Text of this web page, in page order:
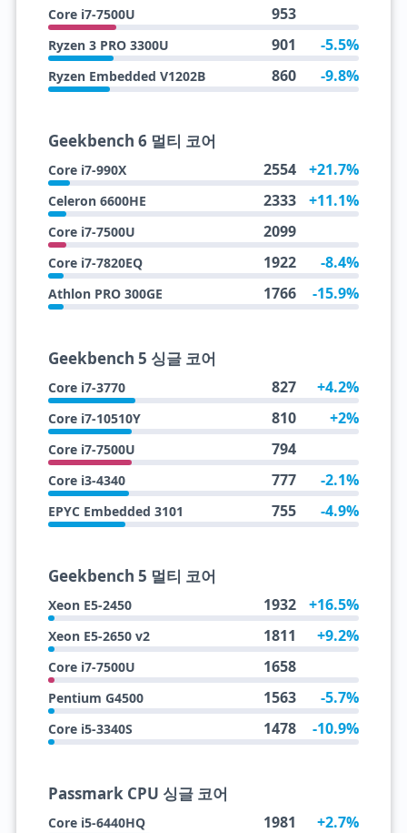
Core i7-7500U 953
Ryzen 3 PRO 3300U 901 -5.5%
Ryzen Embedded V1202B 860 -9.8%
Geekbench 6 멀티 코어
Core i7-990X 2554 +21.7%
Celeron 6600HE 2333 +11.1%
Core i7-7500U 2099
Core i7-7820EQ 1922 -8.4%
Athlon PRO 300GE 1766 -15.9%
Geekbench 5 싱글 코어
Core i7-3770 827 +4.2%
Core i7-10510Y 810 +2%
Core i7-7500U 794
Core i3-4340 777 -2.1%
EPYC Embedded 3101 755 -4.9%
Geekbench 5 멀티 코어
Xeon E5-2450 1932 +16.5%
Xeon E5-2650 v2 1811 +9.2%
Core i7-7500U 1658
Pentium G4500 1563 -5.7%
Core i5-3340S 1478 -10.9%
Passmark CPU 싱글 코어
Core i5-6440HQ 1981 +2.7%